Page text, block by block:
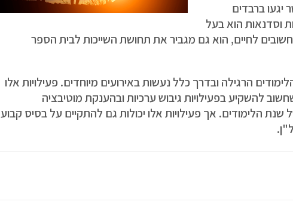
יגעו ברבדים
וסדנאות הוא בעל
לחיים, הוא גם מגביר את תחושת השייכות לבית הספר
הרגילה ובדרך כלל נעשות באירועים מיוחדים. פעילויות אלו
להשקיע בפעילויות גיבוש ערכיות ובהענקת מוטיבציה
הלימודים. אך פעילויות אלו יכולות גם להתקיים על בסיס קבוע